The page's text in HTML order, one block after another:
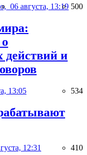
06 августа, 13:19 500
действий и
13:05 534
12:31 410